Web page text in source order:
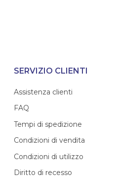
SERVIZIO CLIENTI
Assistenza clienti
FAQ
Tempi di spedizione
Condizioni di vendita
Condizioni di utilizzo
Diritto di recesso